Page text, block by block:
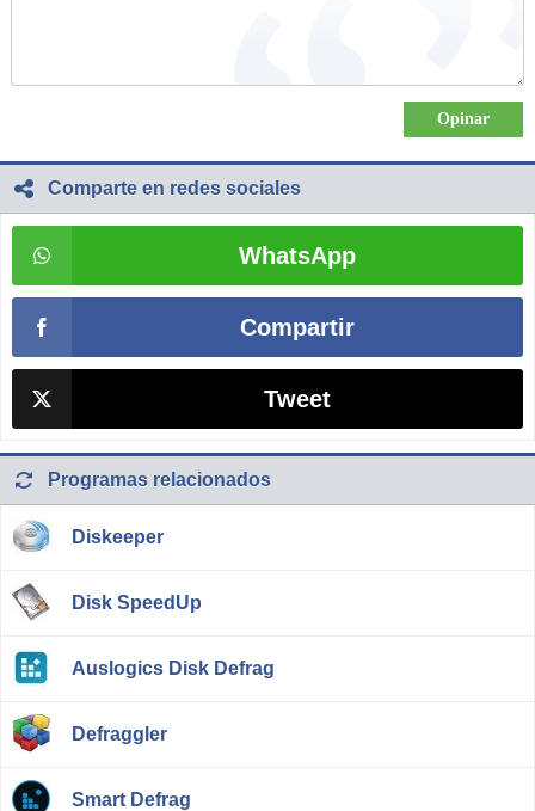
Comparte en redes sociales
WhatsApp
Compartir
Tweet
Programas relacionados
Diskeeper
Disk SpeedUp
Auslogics Disk Defrag
Defraggler
Smart Defrag